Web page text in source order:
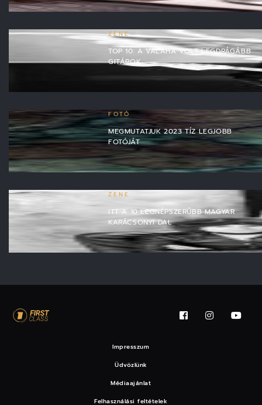
ZENE
TOP 10: A VALAHA VOLT LEGDRÁGÁBB
GITÁROK
FOTÓ
MEGMUTATJUK 2023 TÍZ LEGJOBB
FOTÓJÁT
ZENE
ITT A 10 LEGNÉPSZERŰBB MAGYAR
KARÁCSONYI DAL
Impresszum
Üdvözlünk
Médiaajánlat
Felhasználási feltételek